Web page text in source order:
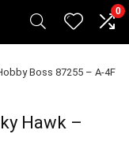
0
Boss 87255 – A-4F
Hawk –